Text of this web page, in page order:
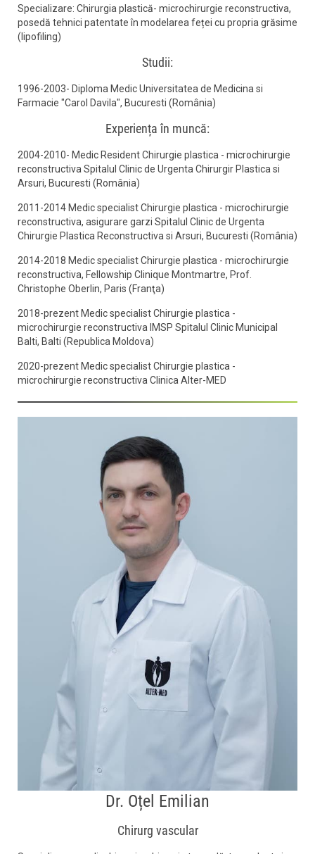
Specializare: Chirurgia plastică- microchirurgie reconstructiva,
posedă tehnici patentate în modelarea feței cu propria grăsime
(lipofiling)
Studii:
1996-2003- Diploma Medic Universitatea de Medicina si
Farmacie "Carol Davila", Bucuresti (România)
Experiența în muncă:
2004-2010- Medic Resident Chirurgie plastica - microchirurgie
reconstructiva Spitalul Clinic de Urgenta Chirurgir Plastica si
Arsuri, Bucuresti (România)
2011-2014 Medic specialist Chirurgie plastica - microchirurgie
reconstructiva, asigurare garzi Spitalul Clinic de Urgenta
Chirurgie Plastica Reconstructiva si Arsuri, Bucuresti (România)
2014-2018 Medic specialist Chirurgie plastica - microchirurgie
reconstructiva, Fellowship Clinique Montmartre, Prof.
Christophe Oberlin, Paris (Franţa)
2018-prezent Medic specialist Chirurgie plastica -
microchirurgie reconstructiva IMSP Spitalul Clinic Municipal
Balti, Balti (Republica Moldova)
2020-prezent Medic specialist Chirurgie plastica -
microchirurgie reconstructiva Clinica Alter-MED
Dr. Oțel Emilian
Chirurg vascular